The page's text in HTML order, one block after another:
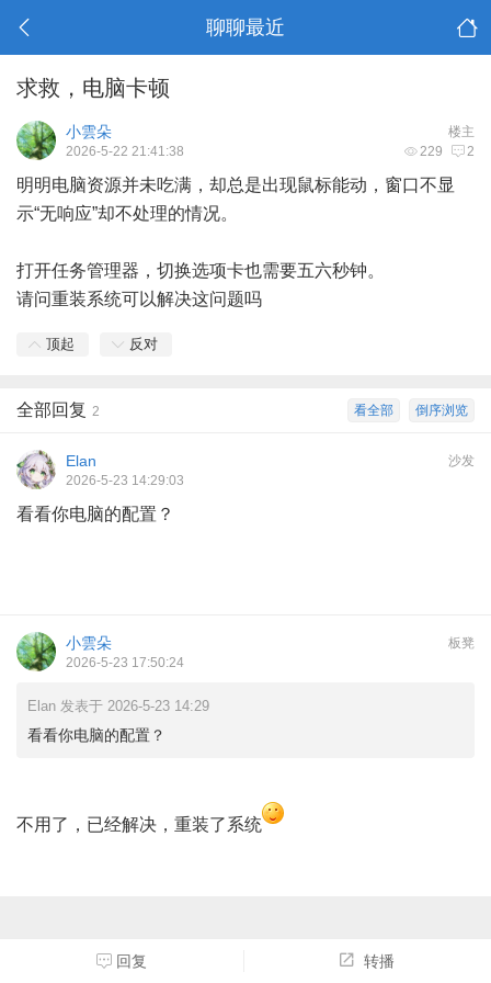
聊聊最近
求救，电脑卡顿
楼主
小雲朵
229 2
2026-5-22 21:41:38
明明电脑资源并未吃满，却总是出现鼠标能动，窗口不显
示“无响应”却不处理的情况。
打开任务管理器，切换选项卡也需要五六秒钟。
请问重装系统可以解决这问题吗
顶起 反对
倒序浏览
看全部
全部回复 2
沙发
Elan
2026-5-23 14:29:03
看看你电脑的配置？
板凳
小雲朵
2026-5-23 17:50:24
Elan 发表于 2026-5-23 14:29
看看你电脑的配置？
不用了，已经解决，重装了系统
回复 转播